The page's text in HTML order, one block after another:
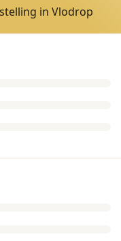
in Vlodrop